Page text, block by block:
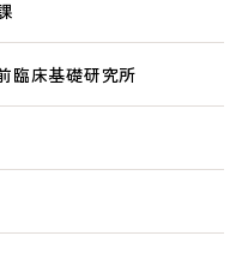
臨床基礎研究所